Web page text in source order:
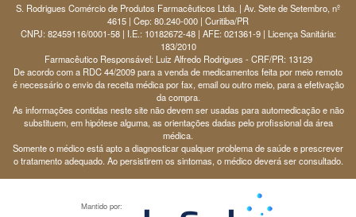
S. Rodrigues Comércio de Produtos Farmacêuticos Ltda. | Av. Sete de Setembro, nº
4615 | Cep: 80.240-000 | Curitiba/PR
CNPJ: 82459116/0001-58 | I.E.: 10182672-48 | AFE: 021361-9 | Licença Sanitária:
183/2010
Farmacêutico Responsável: Luiz Alfredo Rodrigues - CRF/PR: 13129
De acordo com a RDC 44/2009 para a venda de medicamentos feita por meio remoto
é necessário o envio da receita médica por fax, email ou outro meio, para a efetivação
da compra.
As informações contidas neste site não devem ser usadas para automedicação e não
substituem, em hipótese alguma, as orientações dadas pelo profissional da área
médica.
Somente o médico está apto a diagnosticar qualquer problema de saúde e prescrever
o tratamento adequado. Ao persistirem os sintomas, o médico deverá ser consultado.
Mantido por: